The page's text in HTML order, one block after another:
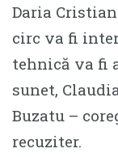
Daria
circ va fi
tehnică va fi
sunet,
Buzatu –
recuziter.